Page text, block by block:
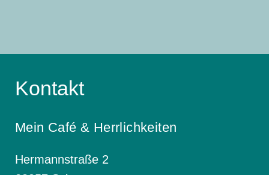
Kontakt
Mein Café & Herrlichkeiten
Hermannstraße 2